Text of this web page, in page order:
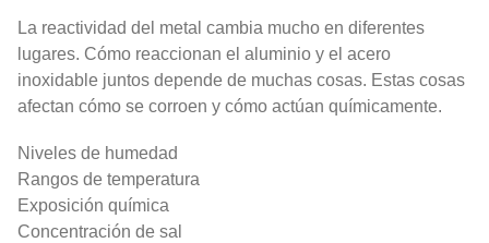
La reactividad del metal cambia mucho en diferentes
lugares. Cómo reaccionan el aluminio y el acero
inoxidable juntos depende de muchas cosas. Estas cosas
afectan cómo se corroen y cómo actúan químicamente.
Niveles de humedad
Rangos de temperatura
Exposición química
Concentración de sal